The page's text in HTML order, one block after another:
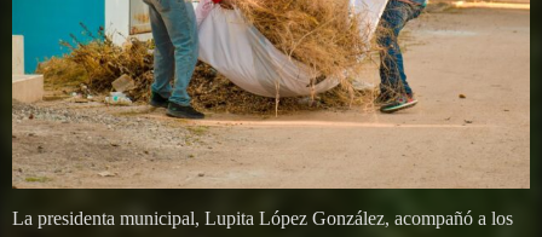
La presidenta municipal, Lupita López González, acompañó a los